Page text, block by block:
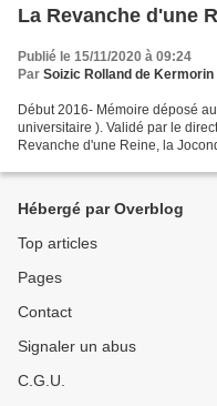
La Revanche d'une
Publié le 15/11/2020 à 09:24
Par Soizic Rolland de
Début 2016- Mémoire déposé
universitaire ). Validé par le
Revanche d'une Reine, la
Hébergé par Overblog
Top articles
Pages
Contact
Signaler un abus
C.G.U.